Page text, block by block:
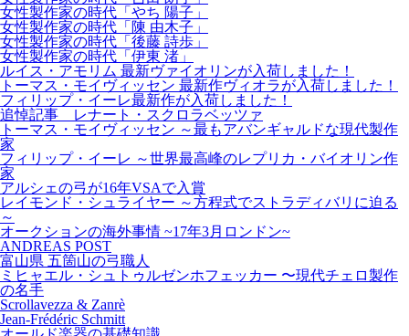
女性製作家の時代「やち 陽子」
女性製作家の時代「陳 由木子」
女性製作家の時代「後藤 詩歩」
女性製作家の時代「伊東 渚」
ルイス・アモリム 最新ヴァイオリンが入荷しました！
トーマス・モイヴィッセン 最新作ヴィオラが入荷しました！
フィリップ・イーレ最新作が入荷しました！
追悼記事 レナート・スクロラベッツァ
トーマス・モイヴィッセン ～最もアバンギャルドな現代製作
家
フィリップ・イーレ ～世界最高峰のレプリカ・バイオリン作
家
アルシェの弓が16年VSAで入賞
レイモンド・シュライヤー ～方程式でストラディバリに迫る
～
オークションの海外事情 ~17年3月ロンドン~
ANDREAS POST
富山県 五箇山の弓職人
ミヒャエル・シュトゥルゼンホフェッカー 〜現代チェロ製作
の名手
Scrollavezza & Zanrè
Jean-Frédéric Schmitt